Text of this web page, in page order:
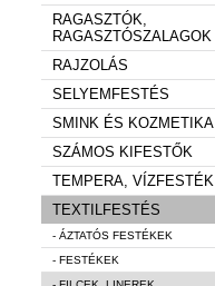
RAGASZTÓK,
RAGASZTÓSZALAGOK
RAJZOLÁS
SELYEMFESTÉS
SMINK ÉS KOZMETIKA
SZÁMOS KIFESTŐK
TEMPERA, VÍZFESTÉK
TEXTILFESTÉS
- ÁZTATÓS FESTÉKEK
- FESTÉKEK